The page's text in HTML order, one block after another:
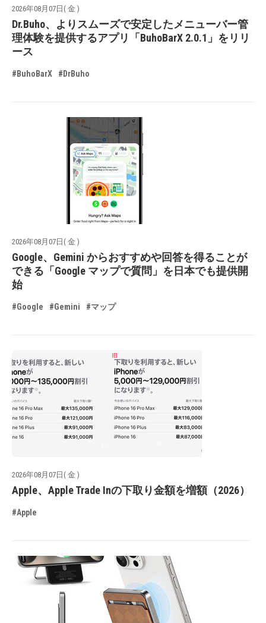
2026年08月07日( 金 )
Dr.Buho、よりスムーズで安定したメニューバー管
理体験を提供するアプリ「BuhoBarX 2.0.1」をリリ
ース
#BuhoBarX #DrBuho
2026年08月07日( 金 )
Google、Gemini からおすすめや回答を得ることが
できる「Google マップで質問」を日本でも提供開
始
#Google #Gemini #マップ
2026年08月07日( 金 )
Apple、Apple Trade Inの下取り金額を増額（2026）
#Apple